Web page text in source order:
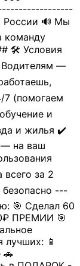
России 🔊 Мы
команду
🛠 Условия
Водителям —
7 (помогаем
и
и жилья ✔️
— на ваш
за 2
---
🎯 Сделал 60
ПРЕМИИ 🎯
📱
🚗